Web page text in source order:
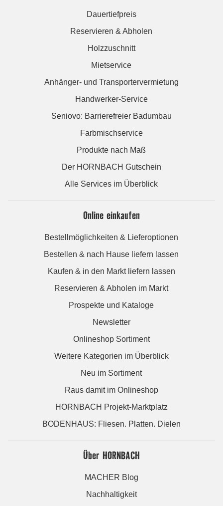
Dauertiefpreis
Reservieren & Abholen
Holzzuschnitt
Mietservice
Anhänger- und Transportervermietung
Handwerker-Service
Seniovo: Barrierefreier Badumbau
Farbmischservice
Produkte nach Maß
Der HORNBACH Gutschein
Alle Services im Überblick
Online einkaufen
Bestellmöglichkeiten & Lieferoptionen
Bestellen & nach Hause liefern lassen
Kaufen & in den Markt liefern lassen
Reservieren & Abholen im Markt
Prospekte und Kataloge
Newsletter
Onlineshop Sortiment
Weitere Kategorien im Überblick
Neu im Sortiment
Raus damit im Onlineshop
HORNBACH Projekt-Marktplatz
BODENHAUS: Fliesen. Platten. Dielen
Über HORNBACH
MACHER Blog
Nachhaltigkeit